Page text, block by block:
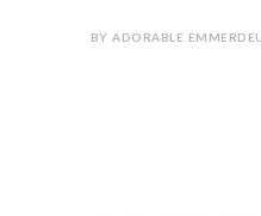
BY ADORABLE